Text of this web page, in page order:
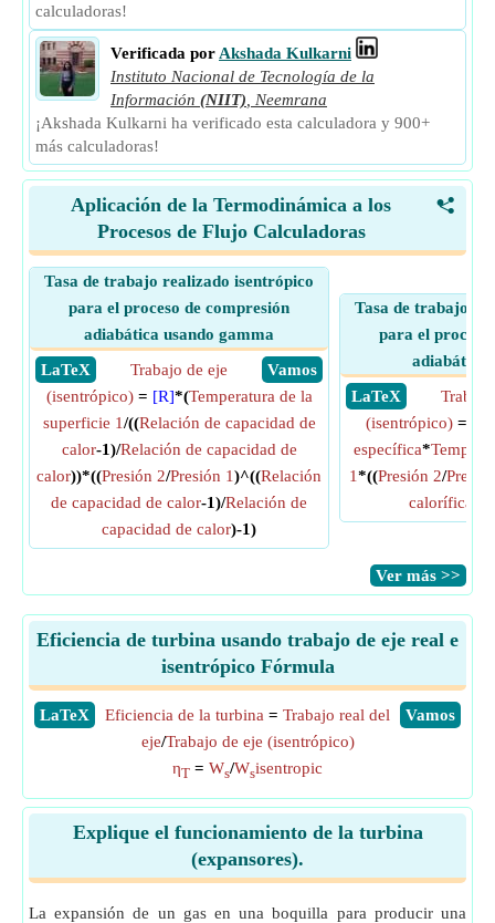
calculadoras!
Verificada por Akshada Kulkarni
Instituto Nacional de Tecnología de la
Información (NIIT)
Neemrana
¡Akshada Kulkarni ha verificado esta calculadora y 900+
más calculadoras!
<
Aplicación de la Termodinámica a los
Procesos de Flujo Calculadoras
Tasa de trabajo realizado isentrópico
para el proceso de compresión
adiabática usando gamma
​ LaTeX
​ Vamos
Trabajo de eje
(isentrópico)= [R]*(Temperatura de la
superficie 1/((Relación de capacidad de
calor-1)/Relación de capacidad de
calor))*((Presión 2/Presión 1)^((Relación
de capacidad de calor-1)/Relación de
capacidad de calor)-1)
Tasa de trabajo
para el
adiabática
​ LaTeX
(isentrópico) =
específica*
1*((Presión 2/
calorífica
​Ver más >>
Eficiencia de turbina usando trabajo de eje real e
isentrópico Fórmula
​LaTeX ​Vamos
Eficiencia de la turbina = Trabajo real del
eje/Trabajo de eje (isentrópico)
ηT = Ws/Wsisentropic
Explique el funcionamiento de la turbina
(expansores).
La expansión de un gas en una boquilla para producir una